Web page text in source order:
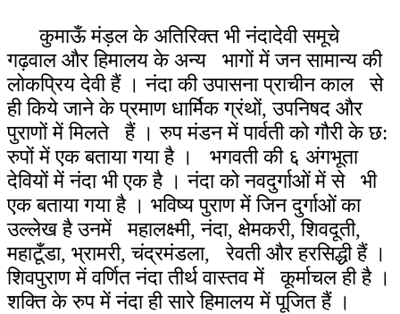
कुमाऊँ मंड़ल के अतिरिक्त भी नंदादेवी समूचे
गढ़वाल और हिमालय के अन्य भागों में जन सामान्य की
लोकप्रिय देवी हैं । नंदा की उपासना प्राचीन काल से
ही किये जाने के प्रमाण धार्मिक ग्रंथों, उपनिषद और
पुराणों में मिलते हैं । रुप मंडन में पार्वती को गौरी के छ:
रुपों में एक बताया गया है । भगवती की ६ अंगभूता
देवियों में नंदा भी एक है । नंदा को नवदुर्गाओं में से भी
एक बताया गया है । भविष्य पुराण में जिन दुर्गाओं का
उल्लेख है उनमें महालक्ष्मी, नंदा, क्षेमकरी, शिवदूती,
महाटूँडा, भ्रामरी, चंद्रमंडला, रेवती और हरसिद्धी हैं ।
शिवपुराण में वर्णित नंदा तीर्थ वास्तव में कूर्माचल ही है ।
शक्ति के रुप में नंदा ही सारे हिमालय में पूजित हैं ।